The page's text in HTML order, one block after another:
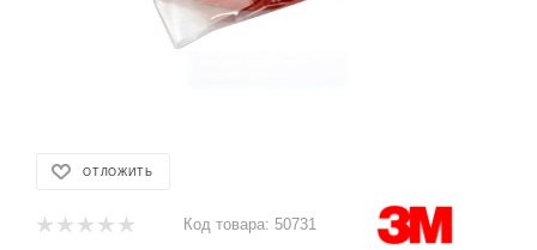
ОТЛОЖИТЬ
Код товара: 50731